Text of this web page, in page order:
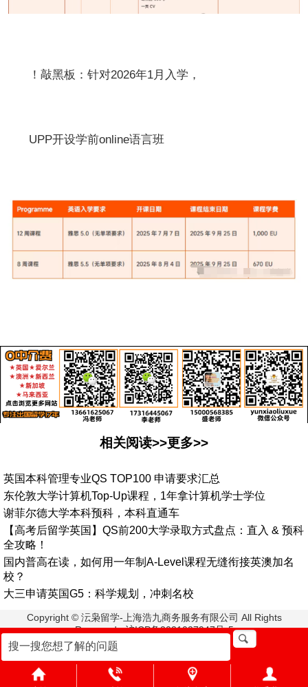
！敲黑板：针对2026年1月入学，
UPP开设学前online语言班
相关阅读>>更多>>
英国本科管理专业QS TOP100 申请要求汇总
东伦敦大学计算机Top-Up课程，1年拿计算机学士学位
谢菲尔德大学本科预科，本科直通车
【高考后留学英国】QS前200大学录取方式盘点：直入 & 预科
全攻略！
国内普高在读，如何用一年制A-Level课程无缝衔接英澳加名
校？
大三申请英国G5：科学规划，冲刺名校
Copyright © 沄枭留学-上海浩九商务服务有限公司 All Rights
Reserved. 沪ICP备2021027947号-5
盛老师:15000568385 冯老师:13661625067
地址:上海市浦东新区栖霞路33号2楼